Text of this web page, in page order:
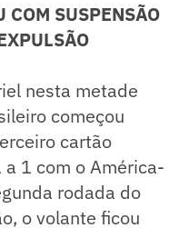
SUSPENSÃO
nesta metade
começou
cartão
1 com o América-
rodada do
o volante ficou